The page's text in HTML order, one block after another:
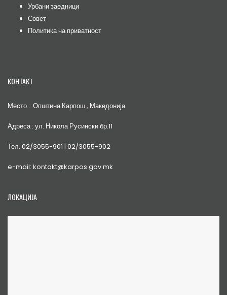
Урбани заедници
Совет
Политика на приватност
КОНТАКТ
Место : Општина Карпош , Македонија
Адреса : ул. Никола Русински бр.11
Тел. 02/3055-901 | 02/3055-902
e-mail: kontakt@karpos.gov.mk
ЛОКАЦИЈА